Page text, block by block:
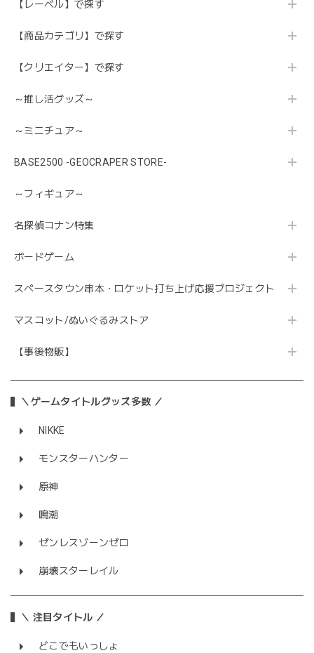
【レーベル】で探す
【商品カテゴリ】で探す
【クリエイター】で探す
～推し活グッズ～
～ミニチュア～
BASE2500 -GEOCRAPER STORE-
～フィギュア～
名探偵コナン特集
ボードゲーム
スペースタウン串本・ロケット打ち上げ応援プロジェクト
マスコット/ぬいぐるみストア
【事後物販】
＼ゲームタイトルグッズ多数 ／
NIKKE
モンスターハンター
原神
鳴潮
ゼンレスゾーンゼロ
崩壊スターレイル
＼ 注目タイトル ／
どこでもいっしょ